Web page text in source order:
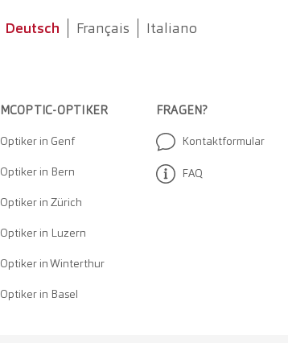
Deutsch Français Italiano
MCOPTIC-OPTIKER
Optiker in Genf
Optiker in Bern
Optiker in Zürich
Optiker in Luzern
Optiker in Winterthur
Optiker in Basel
FRAGEN?
Kontaktformular
FAQ